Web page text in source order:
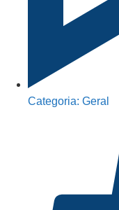
Categoria: Geral